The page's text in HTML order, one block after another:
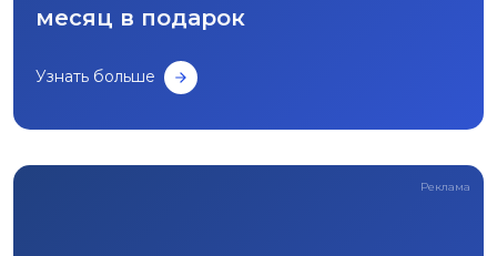
месяц в подарок
Узнать больше
Реклама